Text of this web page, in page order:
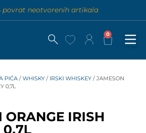
povrat neotvorenih artikala
0
PIĆA / WHISKY / IRSKI WHISKEY / JAMESON
0,7L
ORANGE IRISH
0,7L